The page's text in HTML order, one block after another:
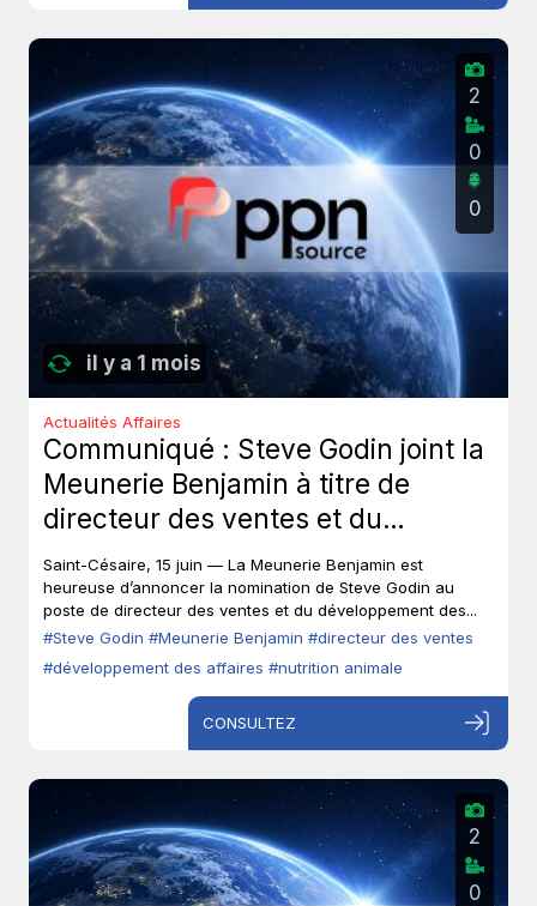
il y a 1 mois
2
0
0
Actualités Affaires
Communiqué : Steve Godin joint la
Meunerie Benjamin à titre de
directeur des ventes et du
développement des affaires.
Saint-Césaire, 15 juin — La Meunerie Benjamin est
heureuse d’annoncer la nomination de Steve Godin au
poste de directeur des ventes et du développement des...
#Steve Godin #Meunerie Benjamin #directeur des ventes
#développement des affaires #nutrition animale
CONSULTEZ
2
0